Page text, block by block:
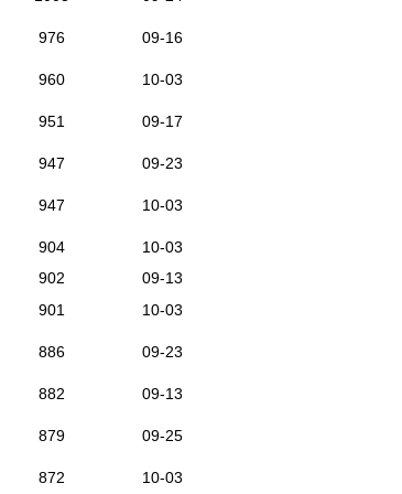
976 09-16
960 10-03
951 09-17
947 09-23
947 10-03
904
10-03
902
09-13
901 10-03
886 09-23
882 09-13
879 09-25
872 10-03